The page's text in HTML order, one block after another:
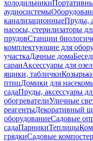
холодильники
аудиосистемы
канализационныеПруды,
насосы, стерилизаторы
прудовСтанции
комплектующие для
участкаДачные дома
сараиАксессуары для
ящики, таблички
птицДомики для
садаПруды, аксессуары
обогревателиУличные
реагентыДекоративный
оборудованиеСадовые
садаПарникиТеплицы
грядкиСадовые